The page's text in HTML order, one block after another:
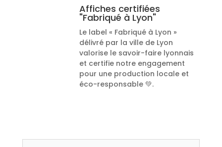
Affiches certifiées
"Fabriqué à Lyon"
Le label « Fabriqué à Lyon »
délivré par la ville de Lyon
valorise le savoir-faire lyonnais
et certifie notre engagement
pour une production locale et
éco-responsable 💚.